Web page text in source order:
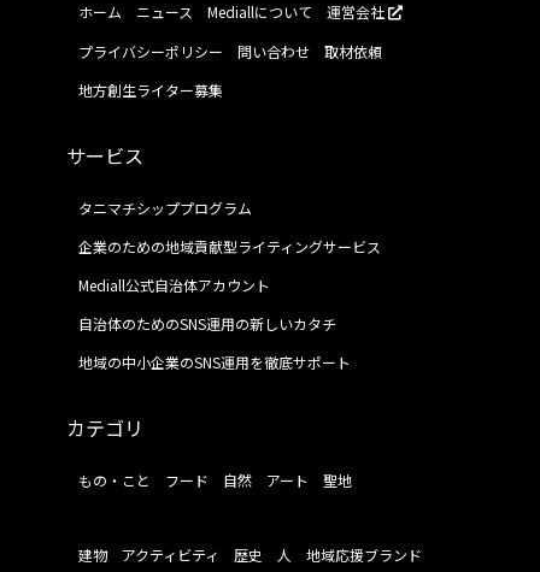
ホーム ニュース Mediallについて
運営会社
プライバシーポリシー
問い合わせ
取材依頼
地方創生ライター募集
サービス
タニマチシッププログラム
企業のための地域貢献型ライティングサービス
Mediall公式自治体アカウント
自治体のためのSNS運用の新しいカタチ
地域の中小企業のSNS運用を徹底サポート
カテゴリ
もの・こと フード 自然 アート 聖地
建物 アクティビティ 歴史 人 地域応援ブランド